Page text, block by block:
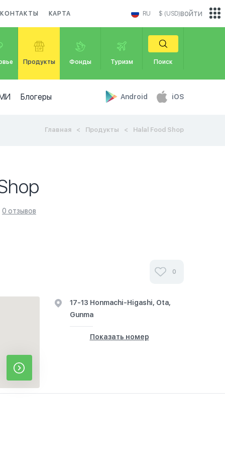
КОНТАКТЫ КАРТА RU $ (USD)
Продукты Фонды Туризм Поиск
Блогеры Android iOS
войти
Главная Продукты Halal Food Shop
0 отзывов
0
17-13 Honmachi-Higashi, Ota,
Gunma
Показать номер